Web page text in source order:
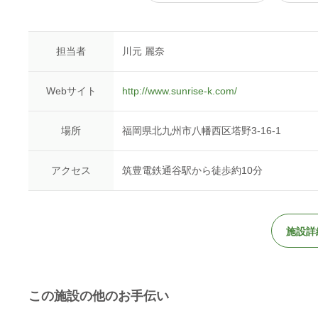
担当者 川元 麗奈
Webサイト http://www.sunrise-k.com/
場所 福岡県北九州市八幡西区塔野3-16-1
アクセス 筑豊電鉄通谷駅から徒歩約10分
施設
この施設の他のお手伝い